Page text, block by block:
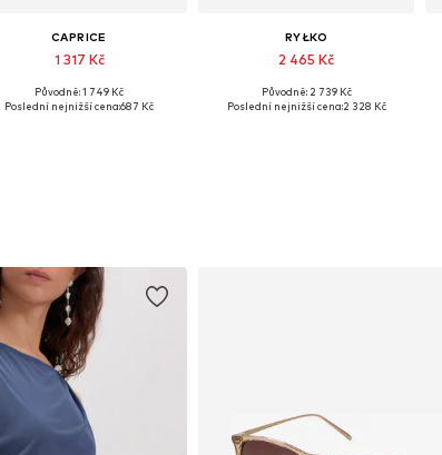
CAPRICE
1 317 Kč
Dostupné velikosti: 39, 40, 41
Původně: 1 749 Kč
Poslední nejnižší cena:687 Kč
RYŁKO
2 465 Kč
Dostupné velikosti: 36, 37, 38, 39
Původně: 2 739 Kč
Poslední nejnižší cena:2 328 Kč